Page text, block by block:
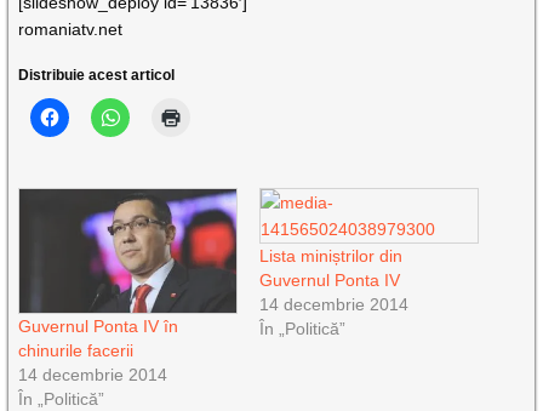
romaniatv.net
Distribuie acest articol
Guvernul Ponta IV în
chinurile facerii
14 decembrie 2014
În „Politică”
Lista miniștrilor din
Guvernul Ponta IV
14 decembrie 2014
În „Politică”